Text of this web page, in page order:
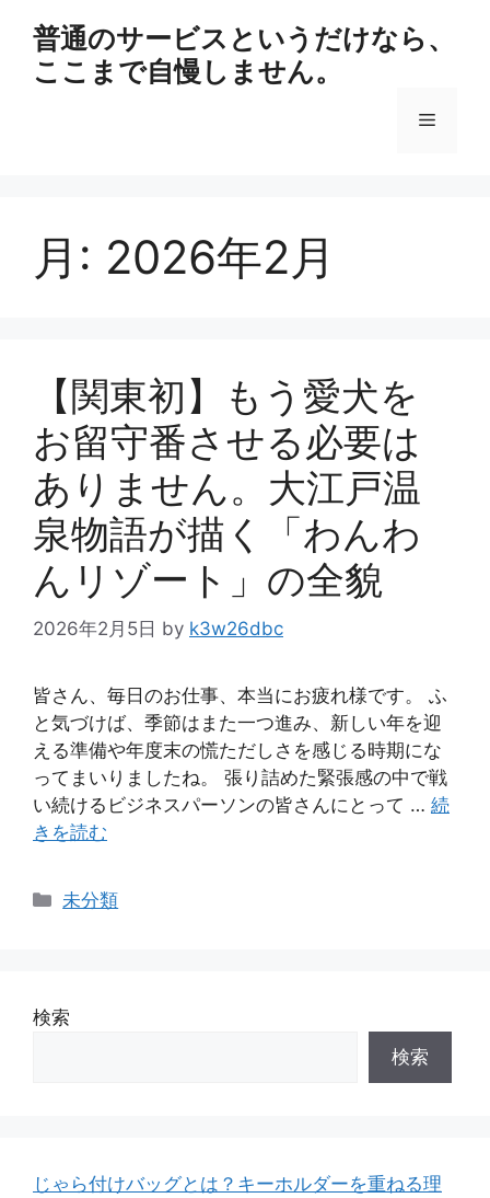
普通のサービスというだけなら、
ここまで自慢しません。
メ
月: 2026年2月
【関東初】もう愛犬を
お留守番させる必要は
ありません。大江戸温
泉物語が描く「わんわ
んリゾート」の全貌
2026年2月5日 by k3w26dbc
皆さん、毎日のお仕事、本当にお疲れ様です。 ふ
と気づけば、季節はまた一つ進み、新しい年を迎
える準備や年度末の慌ただしさを感じる時期にな
ってまいりましたね。 張り詰めた緊張感の中で戦
い続けるビジネスパーソンの皆さんにとって … 続
きを読む
カ
ー
未分類
検索
検索
じゃら付けバッグとは？キーホルダーを重ねる理